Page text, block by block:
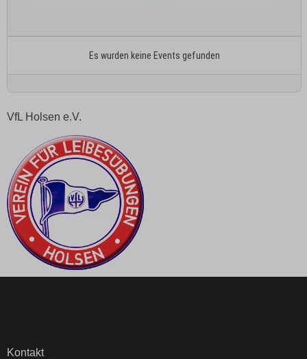
Es wurden keine Events gefunden
VfL Holsen e.V.
Kontakt